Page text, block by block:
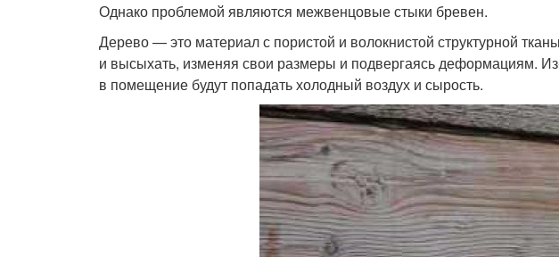
Однако проблемой являются межвенцовые стыки бревен.
Дерево — это материал с пористой и волокнистой структурной
и высыхать, изменяя свои размеры и подвергаясь деформациям.
в помещение будут попадать холодный воздух и сырость.